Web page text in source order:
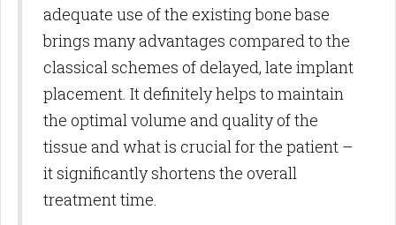
adequate use of the existing bone base
brings many advantages compared to the
classical schemes of delayed, late implant
placement. It definitely helps to maintain
the optimal volume and quality of the
tissue and what is crucial for the patient –
it significantly shortens the overall
treatment time.